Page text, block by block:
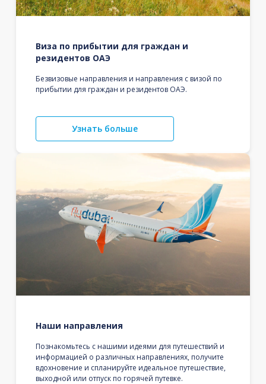
Виза по прибытии для граждан и
резидентов ОАЭ
Безвизовые направления и направления с визой по
прибытии для граждан и резидентов ОАЭ.
Узнать больше
Наши направления
Познакомьтесь с нашими идеями для путешествий и
информацией о различных направлениях, получите
вдохновение и спланируйте идеальное путешествие,
выходной или отпуск по горячей путевке.